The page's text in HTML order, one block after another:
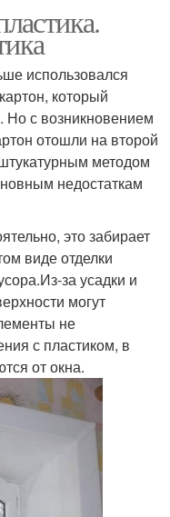
использовался
который
с возникновением
отошли на второй
методом
недостаткам
это забирает
виде отделки
за усадки и
могут
не
с пластиком, в
от окна.